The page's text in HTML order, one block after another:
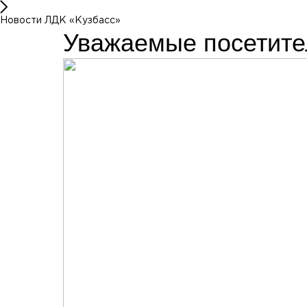
Новости ЛДК «Кузбасс»
Уважаемые